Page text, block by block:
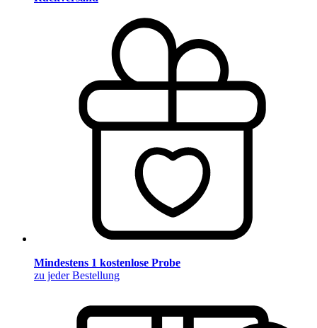
Mindestens 1 kostenlose Probe
zu jeder Bestellung